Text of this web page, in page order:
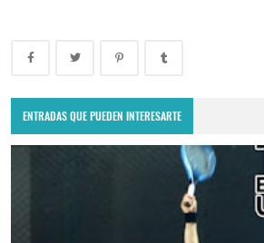
ENTRADAS QUE PUEDEN INTERESARTE